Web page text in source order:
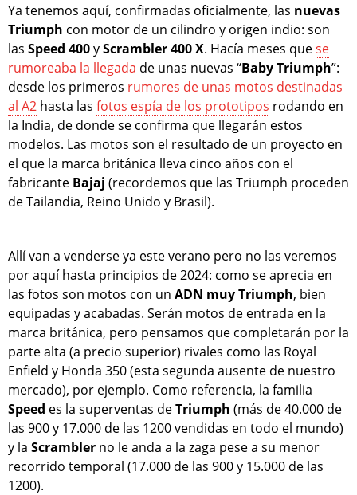
Ya tenemos aquí, confirmadas oficialmente, las nuevas
Triumph con motor de un cilindro y origen indio: son
las Speed 400yScrambler 400 X. Hacía meses quese
rumoreaba la llegada de unas nuevas “Baby Triumph”:
desde los primeros rumores de unas motos destinadas
al A2 hasta las fotos espía de los prototipos rodando en
la India, de donde se confirma que llegarán estos
modelos. Las motos son el resultado de un proyecto en
el que la marca británica lleva cinco años con el
fabricante Bajaj (recordemos que las Triumph proceden
de Tailandia, Reino Unido y Brasil).
Allí van a venderse ya este verano pero no las veremos
por aquí hasta principios de 2024: como se aprecia en
las fotos son motos con un ADN muy Triumph, bien
equipadas y acabadas. Serán motos de entrada en la
marca británica, pero pensamos que completarán por la
parte alta (a precio superior) rivales como las Royal
Enfield y Honda 350 (esta segunda ausente de nuestro
mercado), por ejemplo. Como referencia, la familia
Speed es la superventas deTriumph (más de 40.000 de
las 900 y 17.000 de las 1200 vendidas en todo el mundo)
y la Scrambler no le anda a la zaga pese a su menor
recorrido temporal (17.000 de las 900 y 15.000 de las
1200).